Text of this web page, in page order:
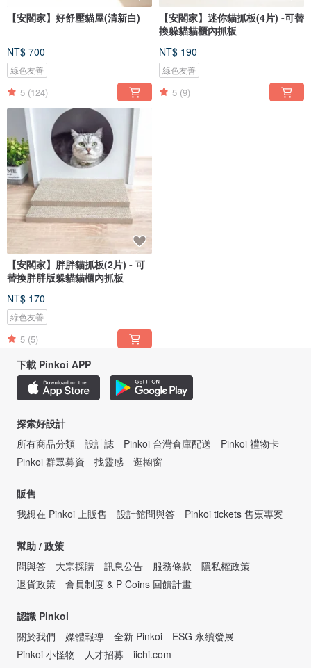
【安閣家】好舒壓貓屋(清新白)
NT$ 700
綠色友善
5 (124)
【安閣家】迷你貓抓板(4片) -可替
換躲貓貓櫃內抓板
NT$ 190
綠色友善
5 (9)
【安閣家】胖胖貓抓板(2片) - 可
替換胖胖版躲貓貓櫃內抓板
NT$ 170
綠色友善
5 (5)
下載 Pinkoi APP
探索好設計
所有商品分類
設計誌 Pinkoi 台灣倉庫配送
Pinkoi 禮物卡
Pinkoi 群眾募資
找靈感 逛櫥窗
販售
我想在 Pinkoi 上販售
設計館問與答 Pinkoi tickets 售票專案
幫助 / 政策
問與答
大宗採購 訊息公告 服務條款
隱私權政策
退貨政策
會員制度 & P Coins 回饋計畫
認識 Pinkoi
關於我們
媒體報導 全新 Pinkoi
ESG 永續發展
Pinkoi 小怪物
人才招募 iichi.com